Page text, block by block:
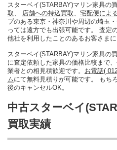
スターベイ(STARBAY)マリン家具の
取
店舗への持込買取 宅配便によ
プのある東京・神奈川や周辺の埼玉
っては遠方でも出張可能です。 査定
他社を利用したことのあるお客さまに
スターベイ(STARBAY)マリン家具の
に査定依頼した家具の価格比較まで
業者との相見積歓迎です。 お電話(
ムにて無料見積りが可能です。 もち
後のキャンセルOK。
中古スターベイ
買取実績